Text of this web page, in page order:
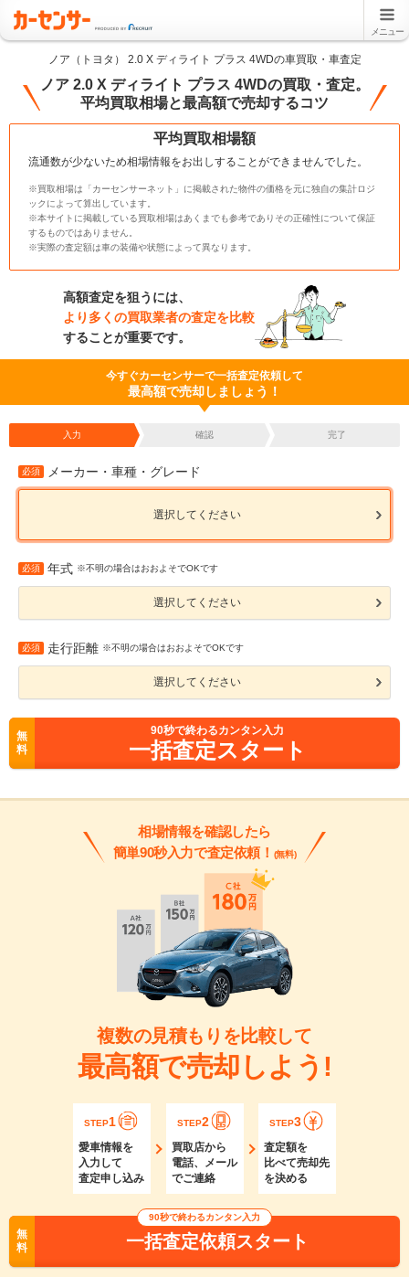
メニュー
ノア（トヨタ） 2.0 X ディライト プラス 4WDの車買取・車査定
ノア 2.0 X ディライト プラス 4WDの買取・査定。
平均買取相場と最高額で売却するコツ
平均買取相場額
流通数が少ないため相場情報をお出しすることができませんでした。
※買取相場は「カーセンサーネット」に掲載された物件の価格を元に独自の集計ロジ
ックによって算出しています。
※本サイトに掲載している買取相場はあくまでも参考でありその正確性について保証
するものではありません。
※実際の査定額は車の装備や状態によって異なります。
高額査定を狙うには、
より多くの買取業者の査定を比較
することが重要です。
今すぐカーセンサーで一括査定依頼して
最高額で売却しましょう！
入力 確認 完了
必須 メーカー・車種・グレード
選択してください
必須 年式 ※不明の場合はおおよそでOKです
選択してください
必須 走行距離 ※不明の場合はおおよそでOKです
選択してください
無
料
90秒で終わるカンタン入力
一括査定スタート
相場情報を確認したら
簡単90秒入力で査定依頼！ (無料)
複数の見積もりを比較して
最高額で売却しよう!
STEP1
愛車情報を
入力して
査定申し込み
STEP2
買取店から
電話、メール
でご連絡
STEP3
査定額を
比べて売却先
を決める
無
料
90秒で終わるカンタン入力
一括査定依頼スタート